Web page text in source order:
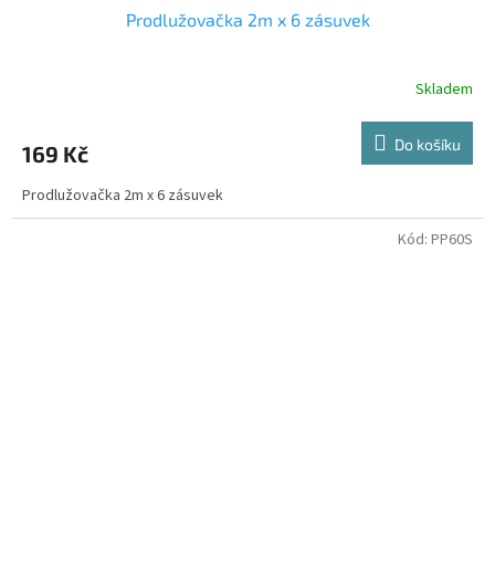
Prodlužovačka 2m x 6 zásuvek
Skladem
169 Kč Do košíku
Prodlužovačka 2m x 6 zásuvek
Kód: PP60S